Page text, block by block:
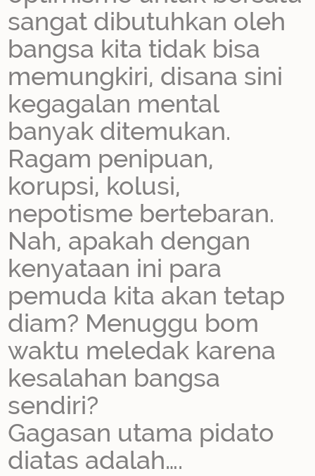
sangat dibutuhkan oleh
bangsa kita tidak bisa
memungkiri, disana sini
kegagalan mental
banyak ditemukan.
Ragam penipuan,
korupsi, kolusi,
nepotisme bertebaran.
Nah, apakah dengan
kenyataan ini para
pemuda kita akan tetap
diam? Menuggu bom
waktu meledak karena
kesalahan bangsa
sendiri?
Gagasan utama pidato
diatas adalah….